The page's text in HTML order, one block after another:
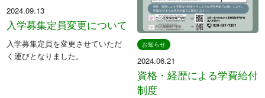
2024.09.13
入学募集定員変更について
入学募集定員を変更させていただ
く運びとなりました。
お知らせ
2024.06.21
資格・経歴による学費給付
制度